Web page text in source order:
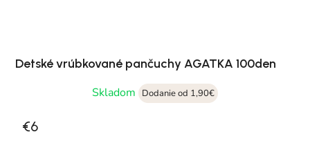
Detské vrúbkované pančuchy AGATKA 100den
Skladom
Dodanie od 1,90€
€6